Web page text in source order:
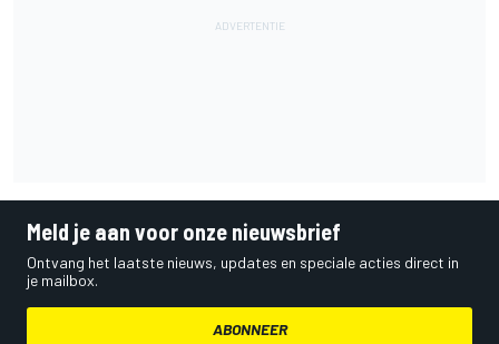
Meld je aan voor onze nieuwsbrief
Ontvang het laatste nieuws, updates en speciale acties direct in
je mailbox.
ABONNEER